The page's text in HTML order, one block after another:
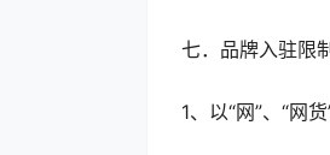
七．品牌入驻限制
1、以“网”、“网